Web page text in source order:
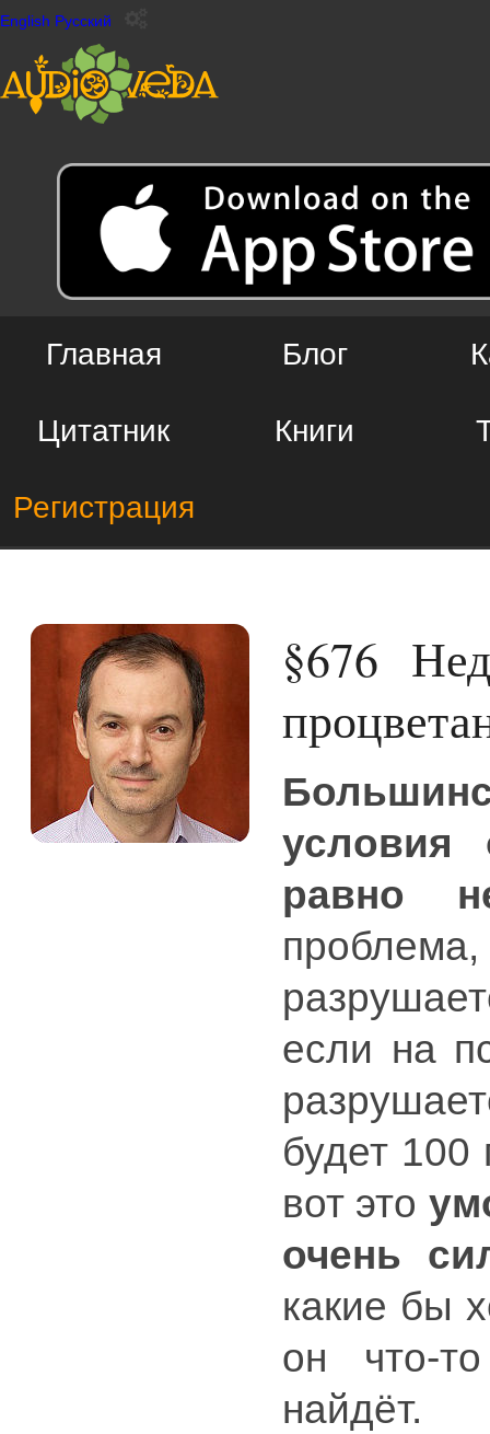
English Русский
Главная Блог
Цитатник Книги
Регистрация
§676
равно
если на
будет 100
вот это
очень
какие бы
он что-
найдёт.